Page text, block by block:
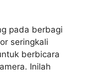
pada berbagi
seringkali
berbicara
Inilah